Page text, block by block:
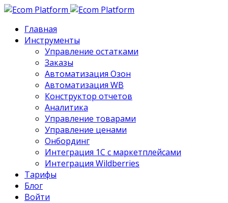
Главная
Инструменты
Управление остатками
Заказы
Автоматизация Озон
Автоматизация WB
Конструктор отчетов
Аналитика
Управление товарами
Управление ценами
Онбординг
Интеграция 1С с маркетплейсами
Интеграция Wildberries
Тарифы
Блог
Войти